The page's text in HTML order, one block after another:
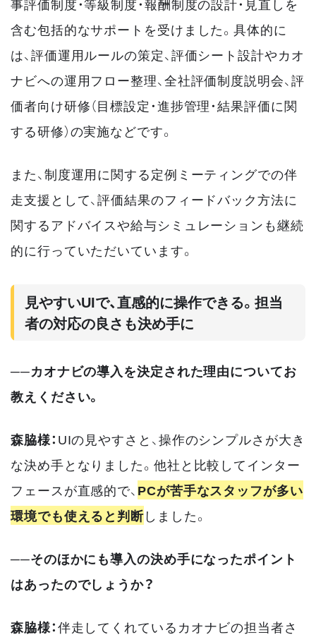
事評価制度・等級制度・報酬制度の設計・見直しを
含む包括的なサポートを受けました。具体的に
は、評価運用ルールの策定、評価シート設計やカオ
ナビへの運用フロー整理、全社評価制度説明会、評
価者向け研修（目標設定・進捗管理・結果評価に関
する研修）の実施などです。
また、制度運用に関する定例ミーティングでの伴
走支援として、評価結果のフィードバック方法に
関するアドバイスや給与シミュレーションも継続
的に行っていただいています。
見やすいUIで、直感的に操作できる。担当
者の対応の良さも決め手に
──カオナビの導入を決定された理由についてお
教えください。
森脇様：UIの見やすさと、操作のシンプルさが大き
な決め手となりました。他社と比較してインター
フェースが直感的で、PCが苦手なスタッフが多い
環境でも使えると判断しました。
──そのほかにも導入の決め手になったポイント
はあったのでしょうか？
森脇様：伴走してくれているカオナビの担当者さ